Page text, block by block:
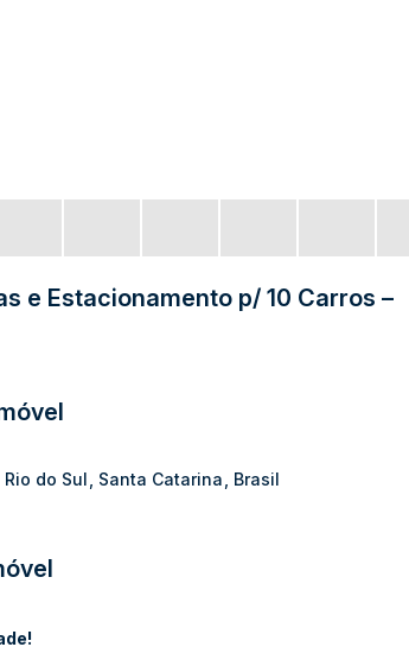
e Estacionamento p/ 10 Carros –
Rio do Sul Santa Catarina Brasil